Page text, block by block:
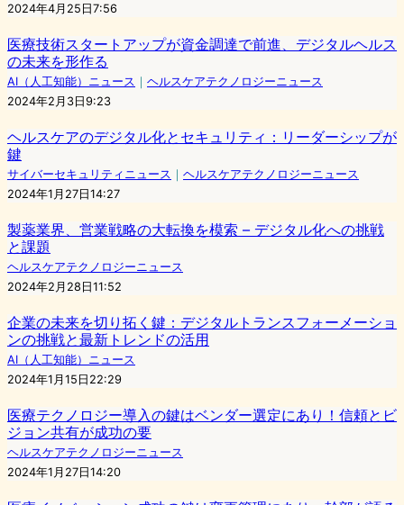
2024年4月25日7:56
医療技術スタートアップが資金調達で前進、デジタルヘルス
の未来を形作る
AI（人工知能）ニュース ｜ ヘルスケアテクノロジーニュース
2024年2月3日9:23
ヘルスケアのデジタル化とセキュリティ：リーダーシップが
鍵
サイバーセキュリティニュース ｜ ヘルスケアテクノロジーニュース
2024年1月27日14:27
製薬業界、営業戦略の大転換を模索 – デジタル化への挑戦
と課題
ヘルスケアテクノロジーニュース
2024年2月28日11:52
企業の未来を切り拓く鍵：デジタルトランスフォーメーショ
ンの挑戦と最新トレンドの活用
AI（人工知能）ニュース
2024年1月15日22:29
医療テクノロジー導入の鍵はベンダー選定にあり！信頼とビ
ジョン共有が成功の要
ヘルスケアテクノロジーニュース
2024年1月27日14:20